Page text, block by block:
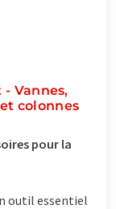
Vannes,
colonnes
pour la
outil essentiel